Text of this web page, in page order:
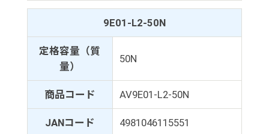
9E01-L2-50N
定格容量（質
量）
50N
商品コード AV9E01-L2-50N
JANコード 4981046115551